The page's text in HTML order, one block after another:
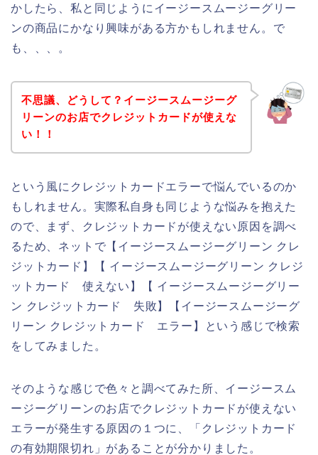
かしたら、私と同じようにイージースムージーグリー
ンの商品にかなり興味がある方かもしれません。で
も、、、。
不思議、どうして？イージースムージーグ
リーンのお店でクレジットカードが使えな
い！！
という風にクレジットカードエラーで悩んでいるのか
もしれません。実際私自身も同じような悩みを抱えた
ので、まず、クレジットカードが使えない原因を調べ
るため、ネットで【イージースムージーグリーン クレ
ジットカード】【 イージースムージーグリーン クレジ
ットカード 使えない】【 イージースムージーグリー
ン クレジットカード 失敗】【イージースムージーグ
リーン クレジットカード エラー】という感じで検索
をしてみました。
そのような感じで色々と調べてみた所、イージースム
ージーグリーンのお店でクレジットカードが使えない
エラーが発生する原因の１つに、「クレジットカード
の有効期限切れ」があることが分かりました。